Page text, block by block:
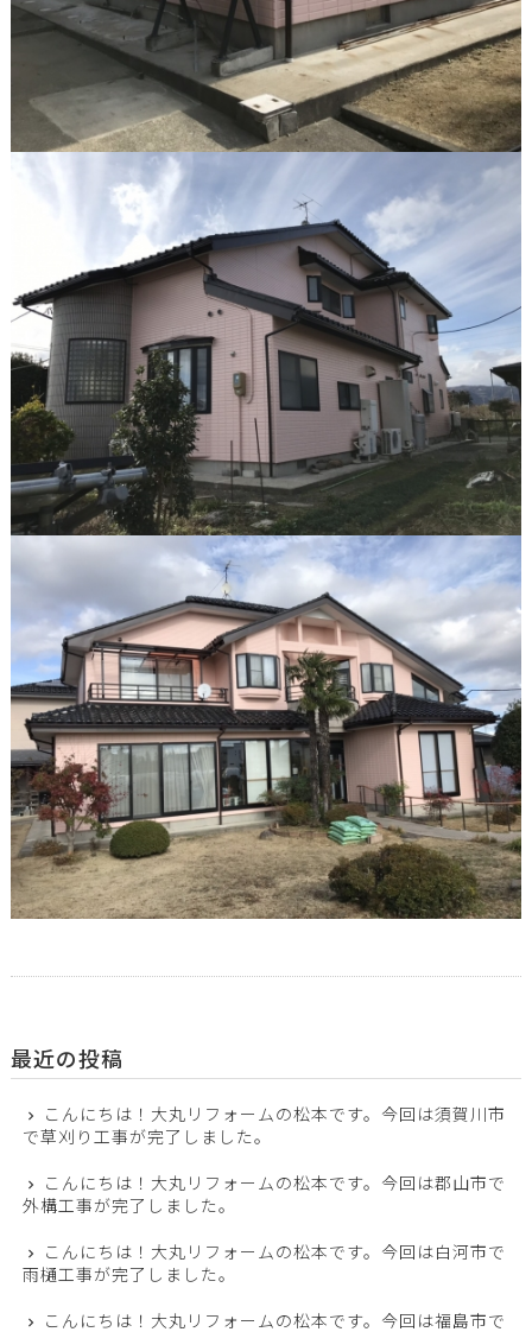
最近の投稿
こんにちは！大丸リフォームの松本です。今回は須賀川市
で草刈り工事が完了しました。
こんにちは！大丸リフォームの松本です。今回は郡山市で
外構工事が完了しました。
こんにちは！大丸リフォームの松本です。今回は白河市で
雨樋工事が完了しました。
こんにちは！大丸リフォームの松本です。今回は福島市で